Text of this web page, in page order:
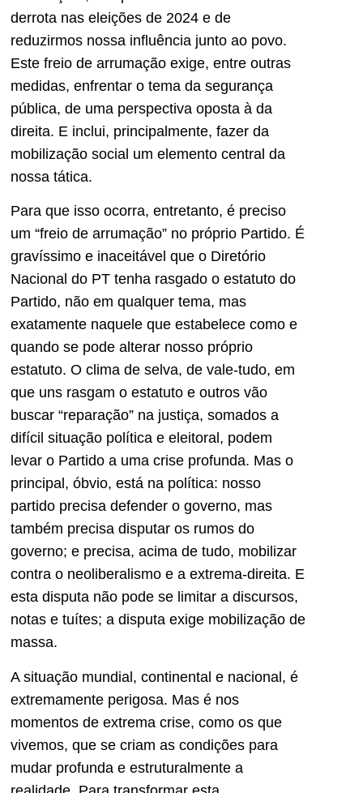
derrota nas eleições de 2024 e de
reduzirmos nossa influência junto ao povo.
Este freio de arrumação exige, entre outras
medidas, enfrentar o tema da segurança
pública, de uma perspectiva oposta à da
direita. E inclui, principalmente, fazer da
mobilização social um elemento central da
nossa tática.
Para que isso ocorra, entretanto, é preciso
um “freio de arrumação” no próprio Partido. É
gravíssimo e inaceitável que o Diretório
Nacional do PT tenha rasgado o estatuto do
Partido, não em qualquer tema, mas
exatamente naquele que estabelece como e
quando se pode alterar nosso próprio
estatuto. O clima de selva, de vale-tudo, em
que uns rasgam o estatuto e outros vão
buscar “reparação” na justiça, somados a
difícil situação política e eleitoral, podem
levar o Partido a uma crise profunda. Mas o
principal, óbvio, está na política: nosso
partido precisa defender o governo, mas
também precisa disputar os rumos do
governo; e precisa, acima de tudo, mobilizar
contra o neoliberalismo e a extrema-direita. E
esta disputa não pode se limitar a discursos,
notas e tuítes; a disputa exige mobilização de
massa.
A situação mundial, continental e nacional, é
extremamente perigosa. Mas é nos
momentos de extrema crise, como os que
vivemos, que se criam as condições para
mudar profunda e estruturalmente a